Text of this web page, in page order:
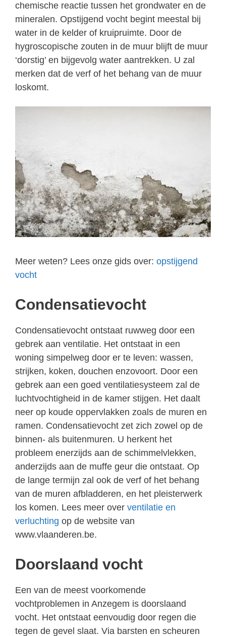
chemische reactie tussen het grondwater en de
mineralen. Opstijgend vocht begint meestal bij
water in de kelder of kruipruimte. Door de
hygroscopische zouten in de muur blijft de muur
‘dorstig’ en bijgevolg water aantrekken. U zal
merken dat de verf of het behang van de muur
loskomt.
Meer weten? Lees onze gids over: opstijgend
vocht
Condensatievocht
Condensatievocht ontstaat ruwweg door een
gebrek aan ventilatie. Het ontstaat in een
woning simpelweg door er te leven: wassen,
strijken, koken, douchen enzovoort. Door een
gebrek aan een goed ventilatiesysteem zal de
luchtvochtigheid in de kamer stijgen. Het daalt
neer op koude oppervlakken zoals de muren en
ramen. Condensatievocht zet zich zowel op de
binnen- als buitenmuren. U herkent het
probleem enerzijds aan de schimmelvlekken,
anderzijds aan de muffe geur die ontstaat. Op
de lange termijn zal ook de verf of het behang
van de muren afbladderen, en het pleisterwerk
los komen. Lees meer over ventilatie en
verluchting op de website van
www.vlaanderen.be.
Doorslaand vocht
Een van de meest voorkomende
vochtproblemen in Anzegem is doorslaand
vocht. Het ontstaat eenvoudig door regen die
tegen de gevel slaat. Via barsten en scheuren